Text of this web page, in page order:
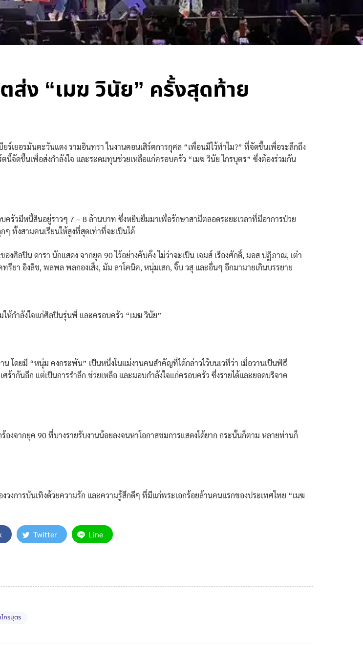
ส่ง “เมฆ วินัย” ครั้งสุดท้าย
เยอรมันตะวันแดง รามอินทรา ในงานคอนเสิร์ตการกุศล “เพื่อนมีไว้ทำไม?” ที่จัดขึ้นเพื่อระลึกถึง
จัดขึ้นเพื่อส่งกำลังใจ และระดมทุนช่วยเหลือแก่ครอบครัว “เมฆ วินัย ไกรบุตร” ซึ่งต้องร่วมกัน
ครัวมีหนี้สินอยู่ราวๆ 7 – 8 ล้านบาท ซึ่งหยิบยืมมาเพื่อรักษาสามีตลอดระยะเวลาที่มีอาการป่วย
ๆ ทั้งสามคนเรียนให้สูงที่สุดเท่าที่จะเป็นได้
ศิลปิน ดารา นักแสดง จากยุค 90 ไว้อย่างคับคั่ง ไม่ว่าจะเป็น เจมส์ เรืองศักดิ์, มอส ปฏิภาณ, เต๋า
ยา อิงลิช, พลพล พลกองเส็ง, มัม ลาโคนิค, หนุ่มเสก, จิ๊บ วสุ และอื่นๆ อีกมามายเกินบรรยาย
ห้กำลังใจแก่ศิลปินรุ่นพี่ และครอบครัว “เมฆ วินัย”
โดยมี “หนุ่ม คงกระพัน” เป็นหนึ่งในแม่งานคนสำคัญที่ได้กล่าวไว้บนเวทีว่า เมื่อวานเป็นพิธี
ศร้ากันอีก แต่เป็นการรำลึก ช่วยเหลือ และมอบกำลังใจแก่ครอบครัว ซึ่งรายได้และยอดบริจาค
งจากยุค 90 ที่บางรายรับงานน้อยลงจนหาโอกาสชมการแสดงได้ยาก กระนั้นก็ตาม หลายท่านก็
งการบันเทิงด้วยความรัก และความรู้สึกดีๆ ที่มีแก่พระเอกร้อยล้านคนแรกของประเทศไทย “เมฆ
Twitter Line
กรบุตร